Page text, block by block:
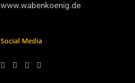
www.wabenkoenig.de
Social Media